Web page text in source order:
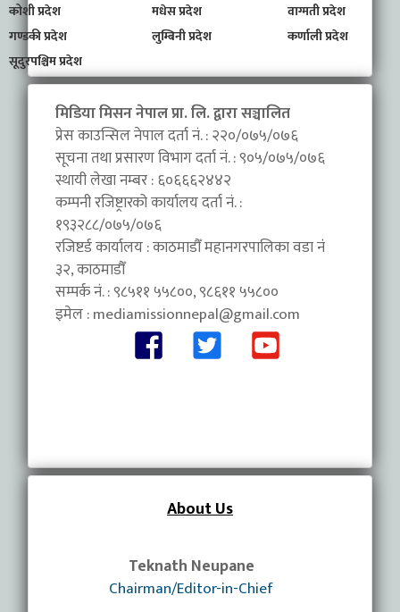
कोशी प्रदेश
मधेस प्रदेश
वाग्मती प्रदेश
गण्डकी प्रदेश
लुम्बिनी प्रदेश
कर्णाली प्रदेश
सूदुरपश्चिम प्रदेश
मिडिया मिसन नेपाल प्रा. लि. द्वारा सञ्चालित
प्रेस काउन्सिल नेपाल दर्ता नं. : २२०/०७५/०७६
सूचना तथा प्रसारण विभाग दर्ता नं. : ९०५/०७५/०७६
स्थायी लेखा नम्बर : ६०६६६२४४२
कम्पनी रजिष्ट्रारको कार्यालय दर्ता नं. :
१९३२८८/०७५/०७६
रजिष्टर्ड कार्यालय : काठमाडौँ महानगरपालिका वडा नंं
३२, काठमाडौँ
सम्पर्क नं. : ९८५११ ५५८००, ९८६११ ५५८००
इमेल :mediamissionnepal@gmail.com
About Us
Teknath Neupane
Chairman/Editor-in-Chief